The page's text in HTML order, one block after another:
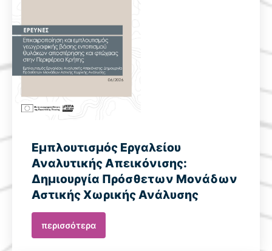
Εμπλουτισμός Εργαλείου
Αναλυτικής Απεικόνισης:
Δημιουργία Πρόσθετων Μονάδων
Αστικής Χωρικής Ανάλυσης
περισσότερα